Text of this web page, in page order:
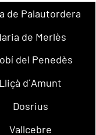
de Palautordera
de Merlès
del Penedès
Lliçà d´Amunt
Dosrius
Vallcebre